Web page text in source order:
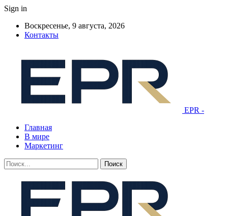
Sign in
Воскресенье, 9 августа, 2026
Контакты
EPR -
Главная
В мире
Маркетинг